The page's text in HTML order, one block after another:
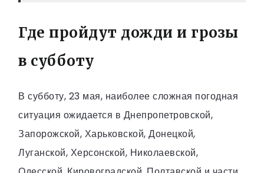
Где пройдут дожди и грозы
в субботу
В субботу, 23 мая, наиболее сложная погодная
ситуация ожидается в Днепропетровской,
Запорожской, Харьковской, Донецкой,
Луганской, Херсонской, Николаевской,